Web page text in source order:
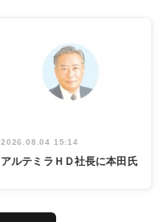
2026.08.04 15:14
アルテミラＨＤ社長に本田氏